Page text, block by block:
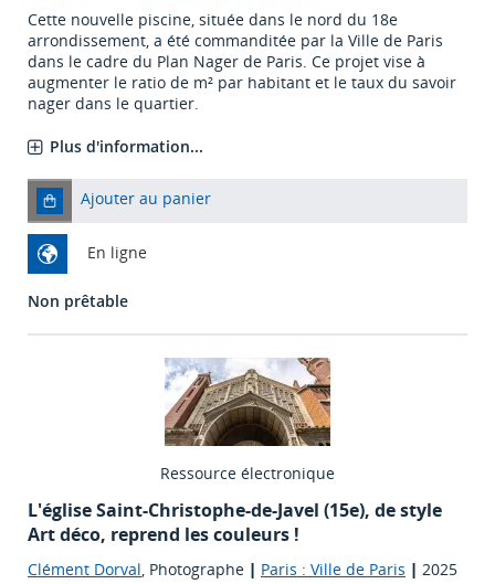
Cette nouvelle piscine, située dans le nord du 18e
arrondissement, a été commanditée par la Ville de Paris
dans le cadre du Plan Nager de Paris. Ce projet vise à
augmenter le ratio de m² par habitant et le taux du savoir
nager dans le quartier.
Plus d'information...
Ajouter au panier
En ligne
Non prêtable
Ressource électronique
L'église Saint-Christophe-de-Javel (15e), de style
Art déco, reprend les couleurs !
Clément Dorval, Photographe | Paris : Ville de Paris | 2025